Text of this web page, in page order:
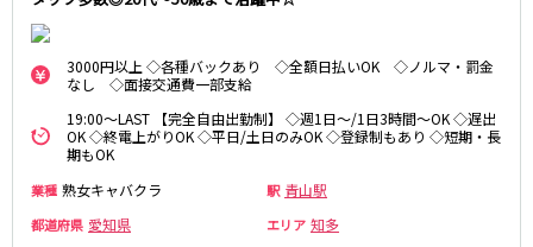
3000円以上 ◇各種バックあり ◇全額日払いOK ◇ノルマ・罰金
なし ◇面接交通費一部支給
19:00～LAST 【完全自由出勤制】 ◇週1日～/1日3時間～OK ◇遅出
OK ◇終電上がりOK ◇平日/土日のみOK ◇登録制もあり ◇短期・長
期もOK
業種 熟女キャバクラ 駅 青山駅
都道府県 愛知県 エリア 知多